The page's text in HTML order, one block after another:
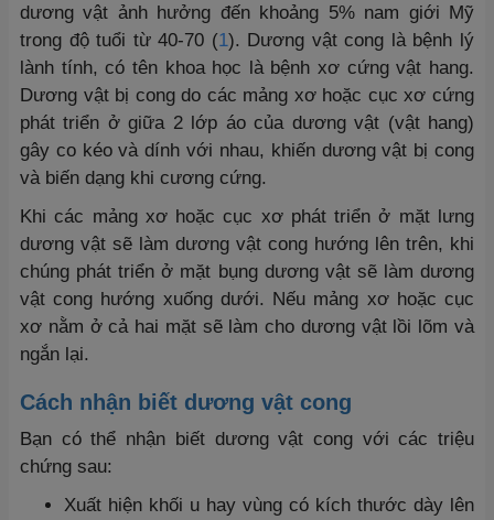
dương vật ảnh hưởng đến khoảng 5% nam giới Mỹ
trong độ tuổi từ 40-70 (1). Dương vật cong là bệnh lý
lành tính, có tên khoa học là bệnh xơ cứng vật hang.
Dương vật bị cong do các mảng xơ hoặc cục xơ cứng
phát triển ở giữa 2 lớp áo của dương vật (vật hang)
gây co kéo và dính với nhau, khiến dương vật bị cong
và biến dạng khi cương cứng.
Khi các mảng xơ hoặc cục xơ phát triển ở mặt lưng
dương vật sẽ làm dương vật cong hướng lên trên, khi
chúng phát triển ở mặt bụng dương vật sẽ làm dương
vật cong hướng xuống dưới. Nếu mảng xơ hoặc cục
xơ nằm ở cả hai mặt sẽ làm cho dương vật lồi lõm và
ngắn lại.
Cách nhận biết dương vật cong
Bạn có thể nhận biết dương vật cong với các triệu
chứng sau:
Xuất hiện khối u hay vùng có kích thước dày lên